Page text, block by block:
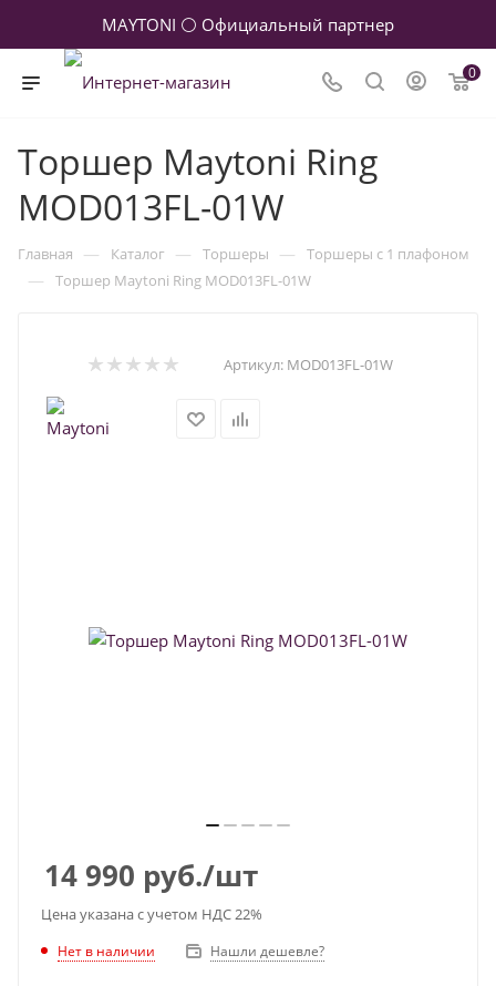
MAYTONI ⚪ Официальный партнер
0
Торшер Maytoni Ring
MOD013FL-01W
Главная — Каталог — Торшеры — Торшеры с 1 плафоном
— Торшер Maytoni Ring MOD013FL-01W
Артикул: MOD013FL-01W
14 990 руб./шт
Цена указана с учетом НДС 22%
Нет в наличии Нашли дешевле?